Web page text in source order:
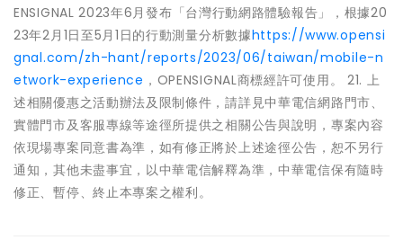
ENSIGNAL 2023年6月發布「台灣行動網路體驗報告」，根據20
23年2月1日至5月1日的行動測量分析數據https://www.opensi
gnal.com/zh-hant/reports/2023/06/taiwan/mobile-n
etwork-experience ，OPENSIGNAL商標經許可使用。 21. 上
述相關優惠之活動辦法及限制條件，請詳見中華電信網路門市、
實體門市及客服專線等途徑所提供之相關公告與說明，專案內容
依現場專案同意書為準，如有修正將於上述途徑公告，恕不另行
通知，其他未盡事宜，以中華電信解釋為準，中華電信保有隨時
修正、暫停、終止本專案之權利。